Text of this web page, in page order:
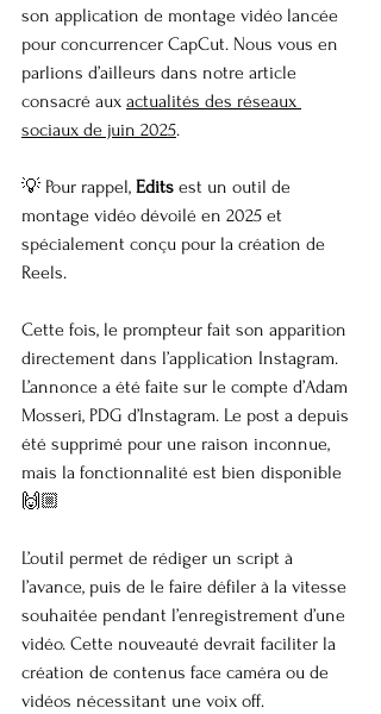
son application de montage vidéo lancée
pour concurrencer CapCut. Nous vous en
parlions d’ailleurs dans notre article
consacré aux actualités des réseaux
sociaux de juin 2025.
💡 Pour rappel, Edits est un outil de
montage vidéo dévoilé en 2025 et
spécialement conçu pour la création de
Reels.
Cette fois, le prompteur fait son apparition
directement dans l’application Instagram.
L’annonce a été faite sur le compte d’Adam
Mosseri, PDG d’Instagram. Le post a depuis
été supprimé pour une raison inconnue,
mais la fonctionnalité est bien disponible
🙌🏼
L’outil permet de rédiger un script à
l’avance, puis de le faire défiler à la vitesse
souhaitée pendant l’enregistrement d’une
vidéo. Cette nouveauté devrait faciliter la
création de contenus face caméra ou de
vidéos nécessitant une voix off.